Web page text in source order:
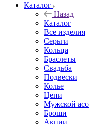
Каталог
Назад
Каталог
Все изделия
Серьги
Кольца
Браслеты
Свадьба
Подвески
Колье
Цепи
Мужской
Броши
Акции